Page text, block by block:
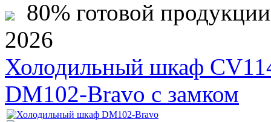
80% готовой
2026
Холодильный шкаф
DM102-Bravo с замком